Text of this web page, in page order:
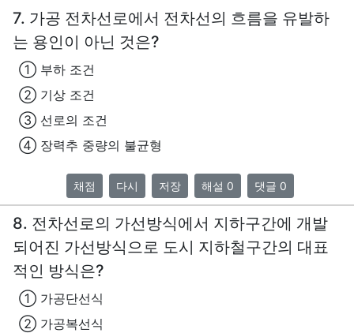
7. 가공 전차선로에서 전차선의 흐름을 유발하
는 용인이 아닌 것은?
① 부하 조건
② 기상 조건
③ 선로의 조건
④ 장력추 중량의 불균형
채점 다시 저장 해설 0 댓글 0
8. 전차선로의 가선방식에서 지하구간에 개발
되어진 가선방식으로 도시 지하철구간의 대표
적인 방식은?
① 가공단선식
② 가공복선식